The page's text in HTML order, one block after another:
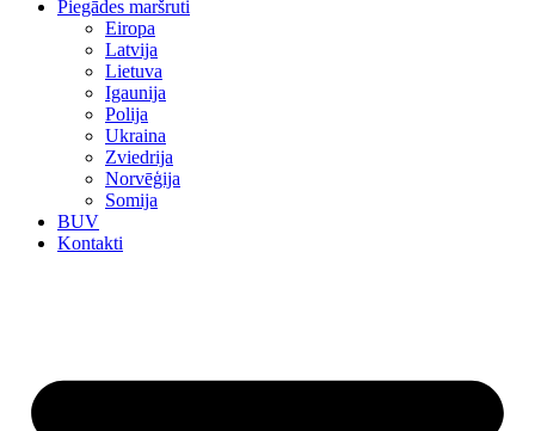
Piegādes maršruti
Eiropa
Latvija
Lietuva
Igaunija
Polija
Ukraina
Zviedrija
Norvēģija
Somija
BUV
Kontakti